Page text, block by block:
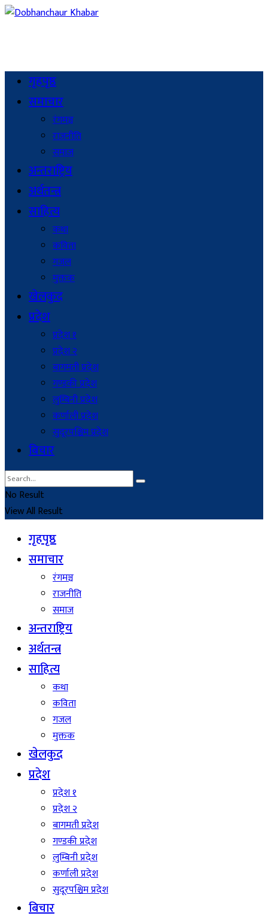
गृहपृष्ठ
समाचार
रंगमञ्च
राजनीति
समाज
अन्तराष्ट्रिय
अर्थतन्त्र
साहित्य
कथा
कविता
गजल
मुक्तक
खेलकुद
प्रदेश
प्रदेश १
प्रदेश २
बागमती प्रदेश
गण्डकी प्रदेश
लुम्बिनी प्रदेश
कर्णाली प्रदेश
सुदूरपश्चिम प्रदेश
बिचार
No Result
View All Result
गृहपृष्ठ
समाचार
रंगमञ्च
राजनीति
समाज
अन्तराष्ट्रिय
अर्थतन्त्र
साहित्य
कथा
कविता
गजल
मुक्तक
खेलकुद
प्रदेश
प्रदेश १
प्रदेश २
बागमती प्रदेश
गण्डकी प्रदेश
लुम्बिनी प्रदेश
कर्णाली प्रदेश
सुदूरपश्चिम प्रदेश
बिचार